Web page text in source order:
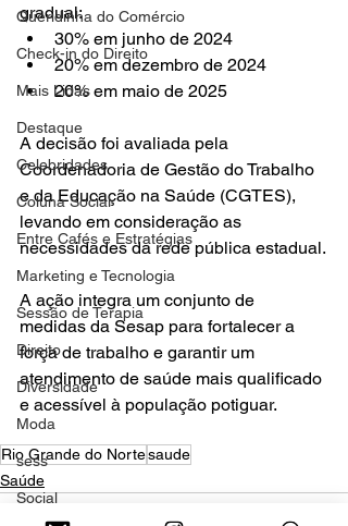
Queridinha do Comércio
Check-in do Direito
Mais Lidas
Destaque
Celebridades
Coluna Social
Entre Cafés e Estratégias
Marketing e Tecnologia
Sessão de Terapia
Direito
Diversidade
Moda
sess
Social
gradual:
30% em junho de 2024
20% em dezembro de 2024
20% em maio de 2025
A decisão foi avaliada pela
Coordenadoria de Gestão do Trabalho
e da Educação na Saúde (CGTES),
levando em consideração as
necessidades da rede pública estadual.
A ação integra um conjunto de
medidas da Sesap para fortalecer a
força de trabalho e garantir um
atendimento de saúde mais qualificado
e acessível à população potiguar.
Rio Grande do Nortesaude
Saúde